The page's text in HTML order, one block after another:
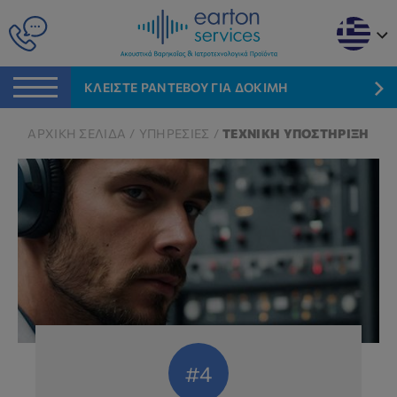
ΚΛΕΙΣΤΕ ΡΑΝΤΕΒΟΥ ΓΙΑ ΔΟΚΙΜΗ
ΑΡΧΙΚΗ ΣΕΛΙΔΑ / ΥΠΗΡΕΣΙΕΣ / ΤΕΧΝΙΚΗ ΥΠΟΣΤΗΡΙΞΗ
#4